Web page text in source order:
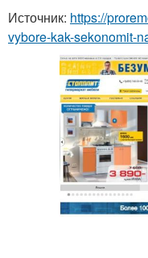
Источник: https://
vybore-kak-sekonomit-